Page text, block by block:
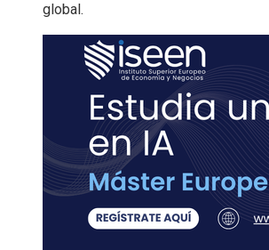
global.